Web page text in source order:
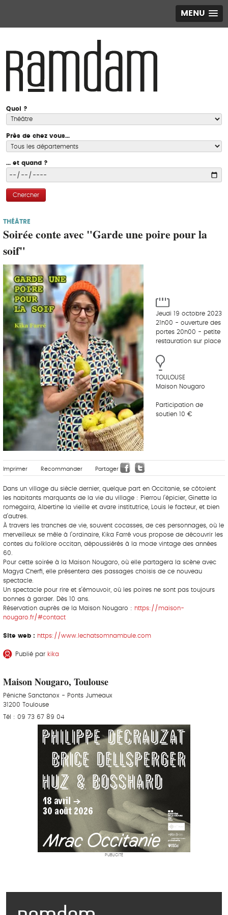
MENU
Quoi ?
Près de chez vous...
... et quand ?
Chercher
THÉÂTRE
Soirée conte avec "Garde une poire pour la
soif"
Jeudi 19 octobre 2023
21h00 - ouverture des
portes 20h00 - petite
restauration sur place
TOULOUSE
Maison Nougaro
Participation de
soutien 10 €
Imprimer Recommander Partager
Dans un village du siècle dernier, quelque part en Occitanie, se côtoient
les habitants marquants de la vie du village : Pierrou l’épicier, Ginette la
romegaira, Albertine la vieille et avare institutrice, Louis le facteur, et bien
d’autres.
À travers les tranches de vie, souvent cocasses, de ces personnages, où le
merveilleux se mêle à l’ordinaire, Kika Farré vous propose de découvrir les
contes du folklore occitan, dépoussiérés à la mode vintage des années
60.
Pour cette soirée à la Maison Nougaro, où elle partagera la scène avec
Magyd Cherfi, elle présentera des passages choisis de ce nouveau
spectacle.
Un spectacle pour rire et s’émouvoir, où les poires ne sont pas toujours
bonnes à garder. Dès 10 ans.
Réservation auprès de la Maison Nougaro : https://maison-
nougaro.fr/#contact
Site web : https://www.lechatsomnambule.com
Publié par kika
Maison Nougaro, Toulouse
Péniche Sanctanox - Ponts Jumeaux
31200 Toulouse
Tél : 09 73 67 89 04
PUBLICITÉ